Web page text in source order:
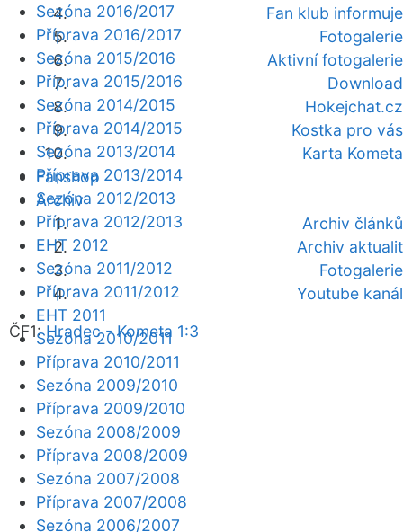
Fan klub informuje
Fotogalerie
Aktivní fotogalerie
Download
Hokejchat.cz
Kostka pro vás
Karta Kometa
Fanshop
Archiv
Archiv článků
Archiv aktualit
Fotogalerie
Youtube kanál
ČF1:Hradec - Kometa 1:3
Sezóna 2016/2017
Příprava 2016/2017
Sezóna 2015/2016
Příprava 2015/2016
Sezóna 2014/2015
Příprava 2014/2015
Sezóna 2013/2014
Příprava 2013/2014
Sezóna 2012/2013
Příprava 2012/2013
EHT 2012
Sezóna 2011/2012
Příprava 2011/2012
EHT 2011
Sezóna 2010/2011
Příprava 2010/2011
Sezóna 2009/2010
Příprava 2009/2010
Sezóna 2008/2009
Příprava 2008/2009
Sezóna 2007/2008
Příprava 2007/2008
Sezóna 2006/2007